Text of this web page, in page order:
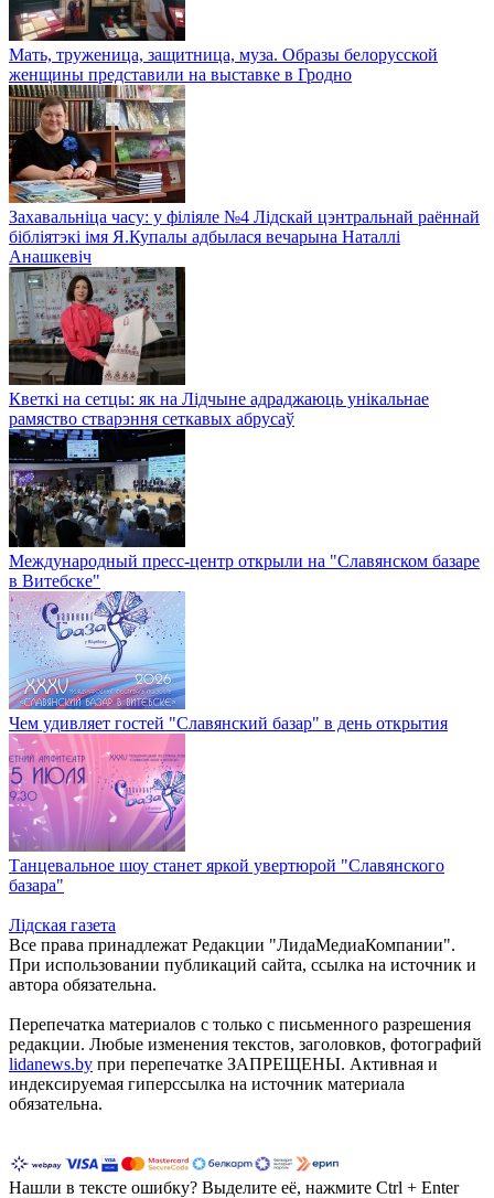
Мать, труженица, защитница, муза. Образы белорусской
женщины представили на выставке в Гродно
Захавальніца часу: у філіяле №4 Лідскай цэнтральнай раённай
бібліятэкі імя Я.Купалы адбылася вечарына Наталлі
Анашкевіч
Кветкі на сетцы: як на Лідчыне адраджаюць унікальнае
рамяство стварэння сеткавых абрусаў
Международный пресс-центр открыли на "Славянском базаре
в Витебске"
Чем удивляет гостей "Славянский базар" в день открытия
Танцевальное шоу станет яркой увертюрой "Славянского
базара"
Лiдская газета
Все права принадлежат Редакции "ЛидаМедиаКомпании".
При использовании публикаций сайта, ссылка на источник и
автора обязательна.
Перепечатка материалов c только с письменного разрешения
редакции. Любые изменения текстов, заголовков, фотографий
lidanews.by при перепечатке ЗАПРЕЩЕНЫ. Активная и
индексируемая гиперссылка на источник материала
обязательна.
Нашли в тексте ошибку? Выделите её, нажмите Ctrl + Enter